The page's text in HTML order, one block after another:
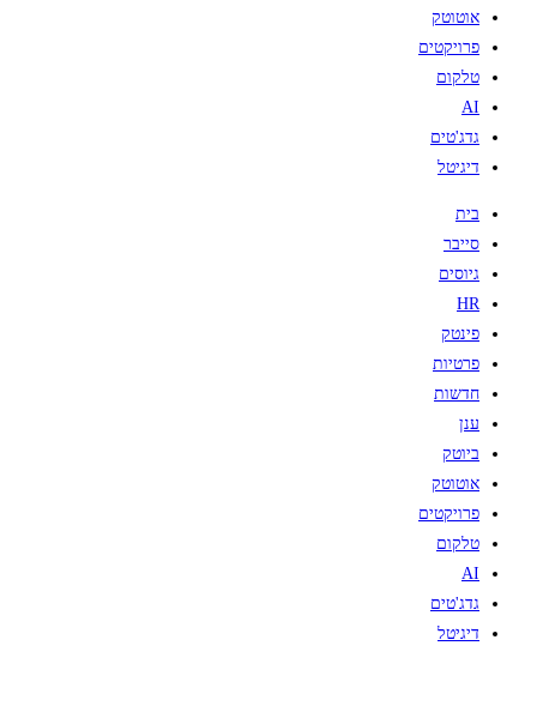
אוטוטק
פרויקטים
טלקום
AI
גדג'טים
דיגיטל
בית
סייבר
גיוסים
HR
פינטק
פרטיות
חדשות
ענן
ביוטק
אוטוטק
פרויקטים
טלקום
AI
גדג'טים
דיגיטל